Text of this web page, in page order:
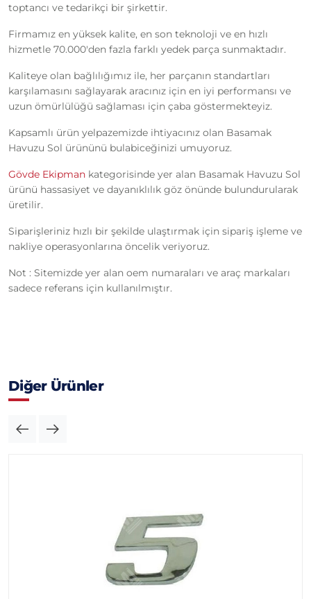
toptancı ve tedarikçi bir şirkettir.
Firmamız en yüksek kalite, en son teknoloji ve en hızlı
hizmetle 70.000'den fazla farklı yedek parça sunmaktadır.
Kaliteye olan bağlılığımız ile, her parçanın standartları
karşılamasını sağlayarak aracınız için en iyi performansı ve
uzun ömürlülüğü sağlaması için çaba göstermekteyiz.
Kapsamlı ürün yelpazemizde ihtiyacınız olan Basamak
Havuzu Sol ürününü bulabiceğinizi umuyoruz.
Gövde Ekipman kategorisinde yer alan Basamak Havuzu Sol
ürünü hassasiyet ve dayanıklılık göz önünde bulundurularak
üretilir.
Siparişleriniz hızlı bir şekilde ulaştırmak için sipariş işleme ve
nakliye operasyonlarına öncelik veriyoruz.
Not : Sitemizde yer alan oem numaraları ve araç markaları
sadece referans için kullanılmıştır.
Diğer Ürünler